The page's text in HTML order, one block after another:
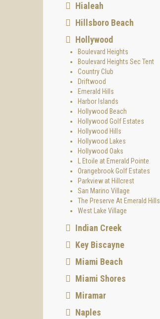
Hialeah
Hillsboro Beach
Hollywood
Boulevard Heights
Boulevard Heights Sec Tent
Country Club
Driftwood
Emerald Hills
Harbor Islands
Hollywood Beach
Hollywood Golf Estates
Hollywood Hills
Hollywood Lakes
Hollywood Oaks
L Etoile at Emerald Pointe
Orangebrook Golf Estates
Parkview at Hillcrest
San Marino Village
The Preserve At Emerald Hills
West Lake Village
Indian Creek
Key Biscayne
Miami Beach
Miami Shores
Miramar
Naples